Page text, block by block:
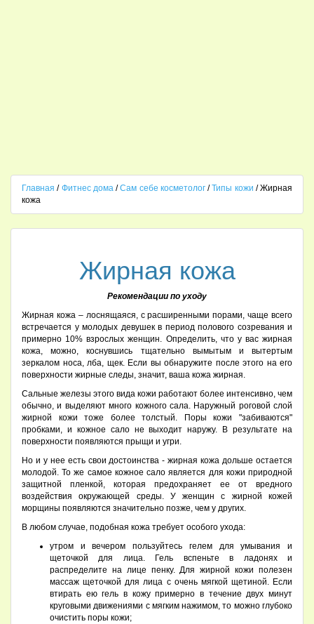
Главная / Фитнес дома/Сам себе косметолог/Типы кожи / Жирная
кожа
Жирная кожа
Рекомендации по уходу
Жирная кожа – лоснящаяся, с расширенными порами, чаще всего
встречается у молодых девушек в период полового созревания и
примерно 10% взрослых женщин. Определить, что у вас жирная
кожа, можно, коснувшись тщательно вымытым и вытертым
зеркалом носа, лба, щек. Если вы обнаружите после этого на его
поверхности жирные следы, значит, ваша кожа жирная.
Сальные железы этого вида кожи работают более интенсивно, чем
обычно, и выделяют много кожного сала. Наружный роговой слой
жирной кожи тоже более толстый. Поры кожи "забиваются"
пробками, и кожное сало не выходит наружу. В результате на
поверхности появляются прыщи и угри.
Но и у нее есть свои достоинства - жирная кожа дольше остается
молодой. То же самое кожное сало является для кожи природной
защитной пленкой, которая предохраняет ее от вредного
воздействия окружающей среды. У женщин с жирной кожей
морщины появляются значительно позже, чем у других.
В любом случае, подобная кожа требует особого ухода:
утром и вечером пользуйтесь гелем для умывания и
щеточкой для лица. Гель вспеньте в ладонях и
распределите на лице пенку. Для жирной кожи полезен
массаж щеточкой для лица с очень мягкой щетиной. Если
втирать ею гель в кожу примерно в течение двух минут
круговыми движениями с мягким нажимом, то можно глубоко
очистить поры кожи;